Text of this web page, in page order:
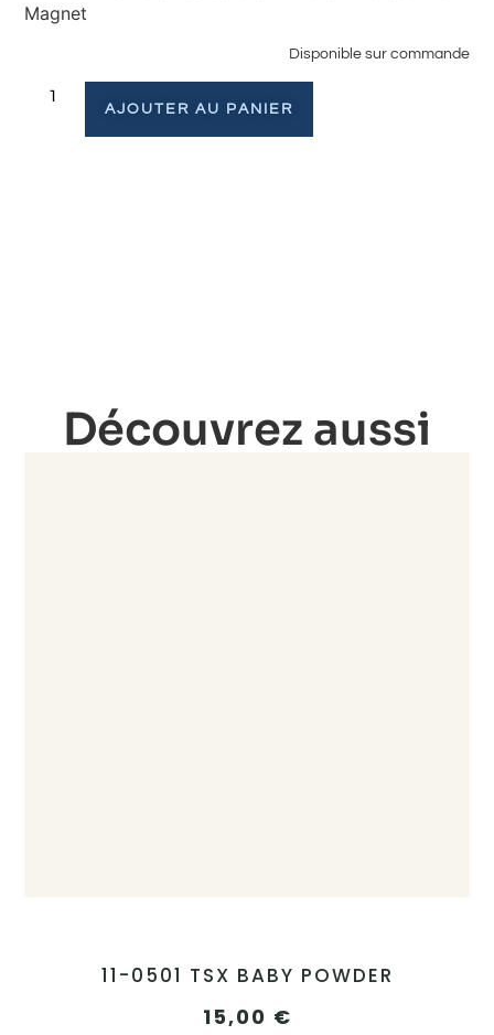
Magnet
Disponible sur commande
AJOUTER AU PANIER
Découvrez aussi
11-0501 TSX BABY POWDER
15,00 €